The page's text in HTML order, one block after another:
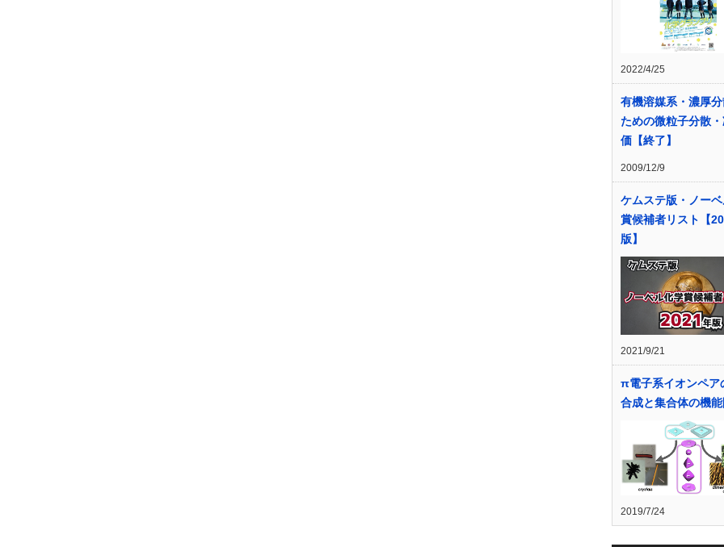
2022/4/25
有機溶媒系・濃厚
ための微粒子分散
価【終了】
2009/12/9
ケムステ版・ノー
賞候補者リスト【
版】
2021/9/21
π電子系イオンペア
合成と集合体の機
2019/7/24